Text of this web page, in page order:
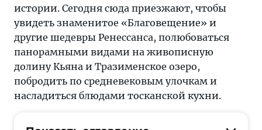
истории. Сегодня сюда приезжают, чтобы
увидеть знаменитое «Благовещение» и
другие шедевры Ренессанса, полюбоваться
панорамными видами на живописную
долину Кьяна и Тразименское озеро,
побродить по средневековым улочкам и
насладиться блюдами тосканской кухни.